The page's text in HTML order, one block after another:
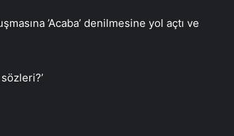
’Acaba’ denilmesine yol açtı ve